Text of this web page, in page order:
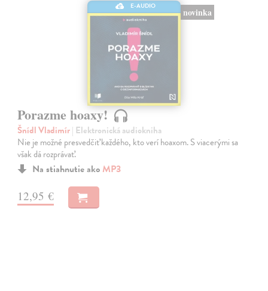
E-AUDIO
novinka
Porazme hoaxy!
Šnídl Vladimír| Elektronická audiokniha
Nie je možné presvedčiť každého, kto verí hoaxom. S viacerými sa
však dá rozprávať.
Na stiahnutie ako MP3
12,95 €